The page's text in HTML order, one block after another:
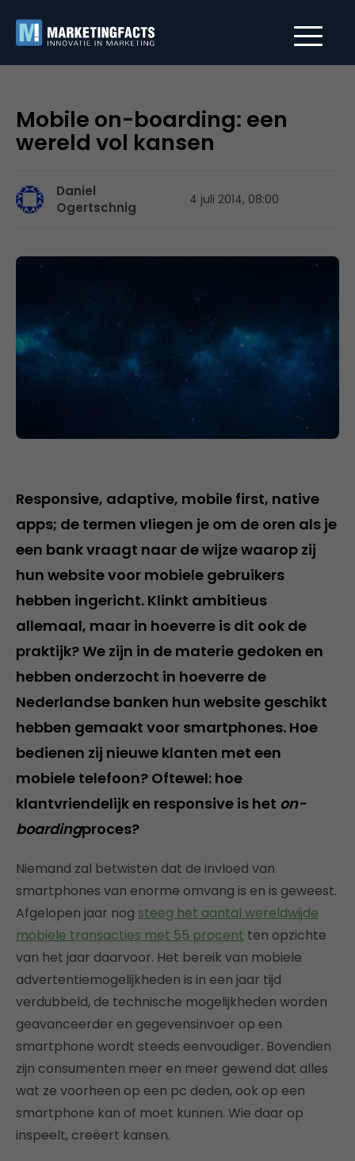
Mobile on-boarding: een
wereld vol kansen
Daniel
Ogertschnig
4 juli 2014, 08:00
Responsive, adaptive, mobile first, native
apps; de termen vliegen je om de oren als je
een bank vraagt naar de wijze waarop zij
hun website voor mobiele gebruikers
hebben ingericht. Klinkt ambitieus
allemaal, maar in hoeverre is dit ook de
praktijk? We zijn in de materie gedoken en
hebben onderzocht in hoeverre de
Nederlandse banken hun website geschikt
hebben gemaakt voor smartphones. Hoe
bedienen zij nieuwe klanten met een
mobiele telefoon? Oftewel: hoe
klantvriendelijk en responsive is het on-
boardingproces?
Niemand zal betwisten dat de invloed van
smartphones van enorme omvang is en is geweest.
Afgelopen jaar nog steeg het aantal wereldwijde
mobiele transacties met 55 procent ten opzichte
van het jaar daarvoor. Het bereik van mobiele
advertentiemogelijkheden is in een jaar tijd
verdubbeld, de technische mogelijkheden worden
geavanceerder en gegevensinvoer op een
smartphone wordt steeds eenvoudiger. Bovendien
zijn consumenten meer en meer gewend dat alles
wat ze voorheen op een pc deden, ook op een
smartphone kan of moet kunnen. Wie daar op
inspeelt, creëert kansen.